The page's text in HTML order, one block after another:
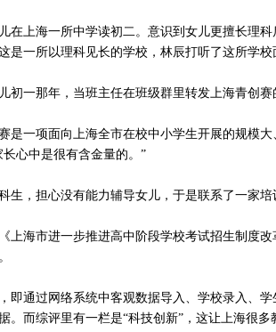
上海一所中学读初二。意识到女儿更擅长理
是一所以理科见长的学校，林辰打听了这所学
一那年，当班主任在班级群里转发上海青创赛
一项面向上海全市在校中小学生开展的规模大
长心中是很有含金量的。”
，担心没有能力辅导女儿，于是联系了一家培
海市进一步推进高中阶段学校考试招生制度改
通过网络系统中客观数据导入、学校录入、学
。而综评里有一栏是“科技创新”，这让上海很